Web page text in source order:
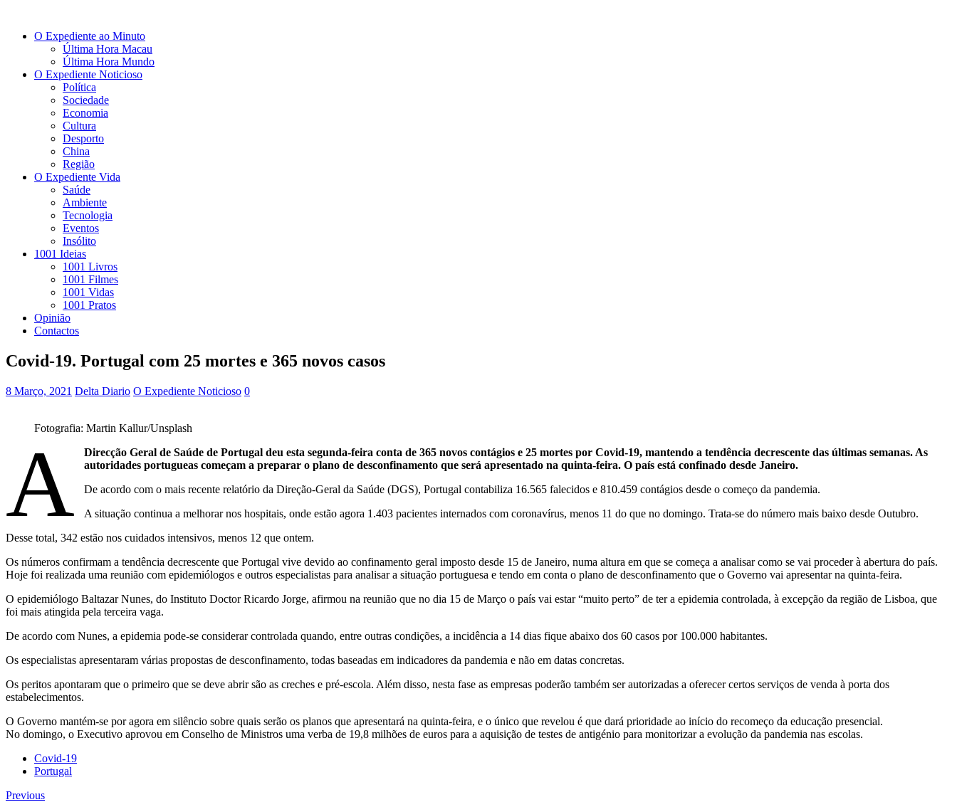
O Expediente ao Minuto
Última Hora Macau
Última Hora Mundo
O Expediente Noticioso
Política
Sociedade
Economia
Cultura
Desporto
China
Região
O Expediente Vida
Saúde
Ambiente
Tecnologia
Eventos
Insólito
1001 Ideias
1001 Livros
1001 Filmes
1001 Vidas
1001 Pratos
Opinião
Contactos
Covid-19. Portugal com 25 mortes e 365 novos casos
8 Março, 2021 Delta Diario O Expediente Noticioso 0
Fotografia: Martin Kallur/Unsplash
A
Direcção Geral de Saúde de Portugal deu esta segunda-feira conta de 365 novos contágios e 25 mortes por Covid-19, mantendo a tendência decrescente das últimas semanas. As
autoridades portugueas começam a preparar o plano de desconfinamento que será apresentado na quinta-feira. O país está confinado desde Janeiro.
De acordo com o mais recente relatório da Direção-Geral da Saúde (DGS), Portugal contabiliza 16.565 falecidos e 810.459 contágios desde o começo da pandemia.
A situação continua a melhorar nos hospitais, onde estão agora 1.403 pacientes internados com coronavírus, menos 11 do que no domingo. Trata-se do número mais baixo desde Outubro.
Desse total, 342 estão nos cuidados intensivos, menos 12 que ontem.
Os números confirmam a tendência decrescente que Portugal vive devido ao confinamento geral imposto desde 15 de Janeiro, numa altura em que se começa a analisar como se vai proceder à abertura do país.
Hoje foi realizada uma reunião com epidemiólogos e outros especialistas para analisar a situação portuguesa e tendo em conta o plano de desconfinamento que o Governo vai apresentar na quinta-feira.
O epidemiólogo Baltazar Nunes, do Instituto Doctor Ricardo Jorge, afirmou na reunião que no dia 15 de Março o país vai estar “muito perto” de ter a epidemia controlada, à excepção da região de Lisboa, que
foi mais atingida pela terceira vaga.
De acordo com Nunes, a epidemia pode-se considerar controlada quando, entre outras condições, a incidência a 14 dias fique abaixo dos 60 casos por 100.000 habitantes.
Os especialistas apresentaram várias propostas de desconfinamento, todas baseadas em indicadores da pandemia e não em datas concretas.
Os peritos apontaram que o primeiro que se deve abrir são as creches e pré-escola. Além disso, nesta fase as empresas poderão também ser autorizadas a oferecer certos serviços de venda à porta dos
estabelecimentos.
O Governo mantém-se por agora em silêncio sobre quais serão os planos que apresentará na quinta-feira, e o único que revelou é que dará prioridade ao início do recomeço da educação presencial.
No domingo, o Executivo aprovou em Conselho de Ministros uma verba de 19,8 milhões de euros para a aquisição de testes de antigénio para monitorizar a evolução da pandemia nas escolas.
Covid-19
Portugal
Previous